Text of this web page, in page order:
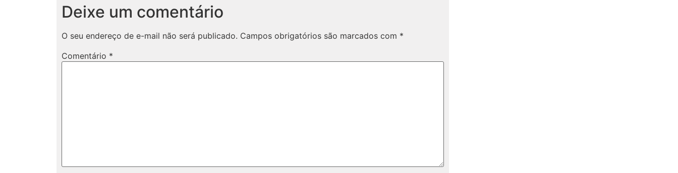
Deixe um comentário
O seu endereço de e-mail não será publicado. Campos obrigatórios são marcados com *
Comentário *